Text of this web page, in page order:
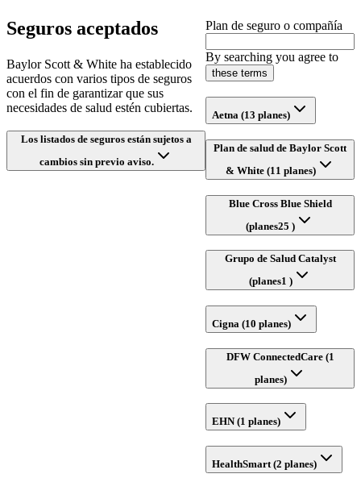
Seguros aceptados
Baylor Scott & White ha establecido
acuerdos con varios tipos de seguros
con el fin de garantizar que sus
necesidades de salud estén cubiertas.
Los listados de seguros están sujetos a
cambios sin previo aviso.
Plan de seguro o compañía
By searching you agree to
these terms
Aetna (13 planes)
Plan de salud de Baylor Scott
& White (11 planes)
Blue Cross Blue Shield
(planes25 )
Grupo de Salud Catalyst
(planes1 )
Cigna (10 planes)
DFW ConnectedCare (1
planes)
EHN (1 planes)
HealthSmart (2 planes)